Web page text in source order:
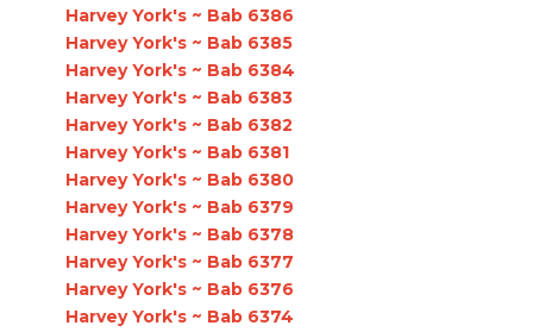
Harvey York's ~ Bab 6386
Harvey York's ~ Bab 6385
Harvey York's ~ Bab 6384
Harvey York's ~ Bab 6383
Harvey York's ~ Bab 6382
Harvey York's ~ Bab 6381
Harvey York's ~ Bab 6380
Harvey York's ~ Bab 6379
Harvey York's ~ Bab 6378
Harvey York's ~ Bab 6377
Harvey York's ~ Bab 6376
Harvey York's ~ Bab 6374